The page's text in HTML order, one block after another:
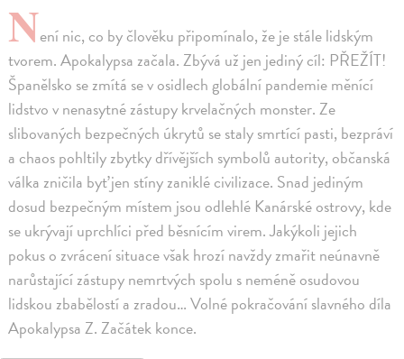
Není nic, co by člověku připomínalo, že je stále lidským
tvorem. Apokalypsa začala. Zbývá už jen jediný cíl: PŘEŽÍT!
Španělsko se zmítá se v osidlech globální pandemie měnící
lidstvo v nenasytné zástupy krvelačných monster. Ze
slibovaných bezpečných úkrytů se staly smrtící pasti, bezpráví
a chaos pohltily zbytky dřívějších symbolů autority, občanská
válka zničila byť jen stíny zaniklé civilizace. Snad jediným
dosud bezpečným místem jsou odlehlé Kanárské ostrovy, kde
se ukrývají uprchlíci před běsnícím virem. Jakýkoli jejich
pokus o zvrácení situace však hrozí navždy zmařit neúnavně
narůstající zástupy nemrtvých spolu s neméně osudovou
lidskou zbabělostí a zradou… Volné pokračování slavného díla
Apokalypsa Z. Začátek konce.